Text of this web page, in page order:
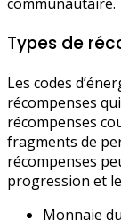
Types de
Les codes
récompenses
récompenses
fragments de
récompenses
progression et
Monnaie